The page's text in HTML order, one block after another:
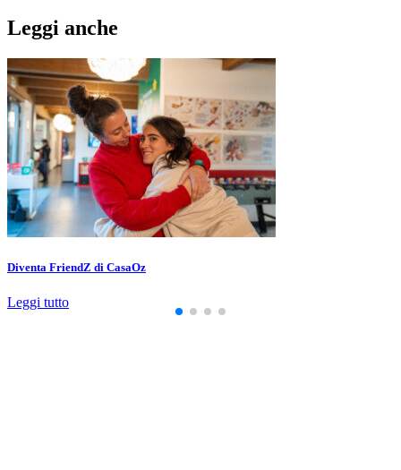
Leggi anche
Diventa FriendZ di CasaOz
Leggi tutto